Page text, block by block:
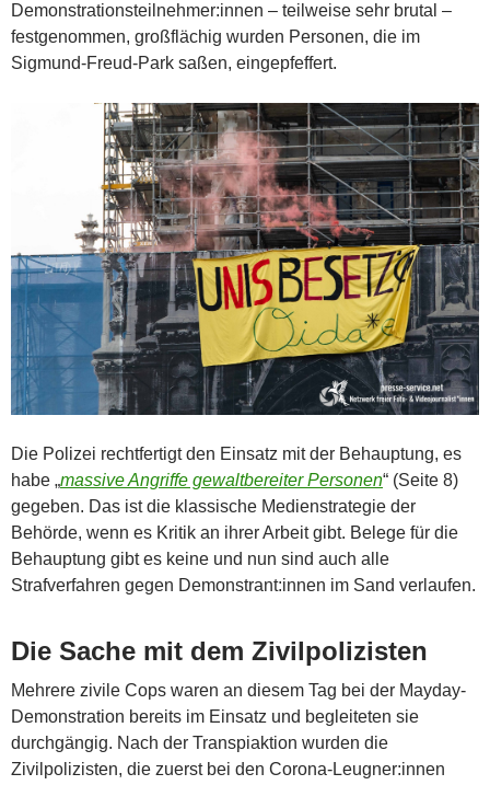
Demonstrationsteilnehmer:innen – teilweise sehr brutal –
festgenommen, großflächig wurden Personen, die im
Sigmund-Freud-Park saßen, eingepfeffert.
Die Polizei rechtfertigt den Einsatz mit der Behauptung, es
habe „massive Angriffe gewaltbereiter Personen“ (Seite 8)
gegeben. Das ist die klassische Medienstrategie der
Behörde, wenn es Kritik an ihrer Arbeit gibt. Belege für die
Behauptung gibt es keine und nun sind auch alle
Strafverfahren gegen Demonstrant:innen im Sand verlaufen.
Die Sache mit dem Zivilpolizisten
Mehrere zivile Cops waren an diesem Tag bei der Mayday-
Demonstration bereits im Einsatz und begleiteten sie
durchgängig. Nach der Transpiaktion wurden die
Zivilpolizisten, die zuerst bei den Corona-Leugner:innen